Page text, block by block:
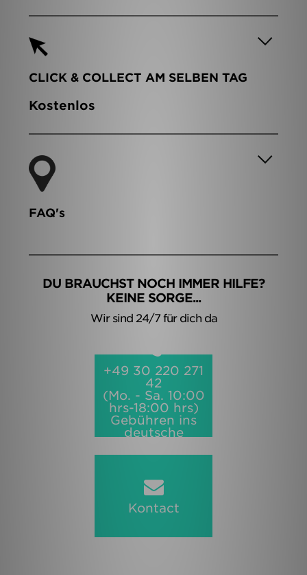
CLICK & COLLECT AM SELBEN TAG
Kostenlos
FAQ's
DU BRAUCHST NOCH IMMER HILFE?
KEINE SORGE...
Wir sind 24/7 für dich da
+49 30 220 271
42
(Mo. - Sa. 10:00
hrs-18:00 hrs)
Gebühren ins
deutsche
Kontact